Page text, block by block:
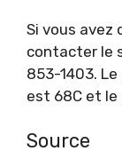
Si vous avez
contacter le
853-1403.
est 68C et le
Source